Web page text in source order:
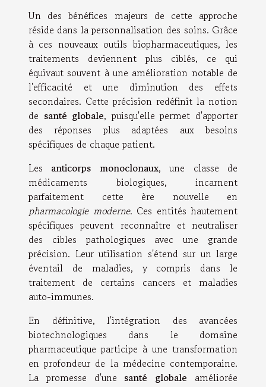
Un des bénéfices majeurs de cette approche
réside dans la personnalisation des soins. Grâce
à ces nouveaux outils biopharmaceutiques, les
traitements deviennent plus ciblés, ce qui
équivaut souvent à une amélioration notable de
l'efficacité et une diminution des effets
secondaires. Cette précision redéfinit la notion
de santé globale, puisqu'elle permet d'apporter
des réponses plus adaptées aux besoins
spécifiques de chaque patient.
Les anticorps monoclonaux, une classe de
médicaments biologiques, incarnent
parfaitement cette ère nouvelle en
pharmacologie moderne. Ces entités hautement
spécifiques peuvent reconnaître et neutraliser
des cibles pathologiques avec une grande
précision. Leur utilisation s'étend sur un large
éventail de maladies, y compris dans le
traitement de certains cancers et maladies
auto-immunes.
En définitive, l'intégration des avancées
biotechnologiques dans le domaine
pharmaceutique participe à une transformation
en profondeur de la médecine contemporaine.
La promesse d'unesanté globale améliorée